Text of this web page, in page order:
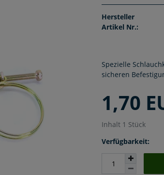
Hersteller
Artikel Nr.:
Spezielle
sicheren
1,70
Inhalt 1 Stück
Verfügbarkeit: